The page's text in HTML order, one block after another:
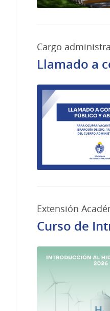
Cargo
Llamado a
Extensión
Curso de